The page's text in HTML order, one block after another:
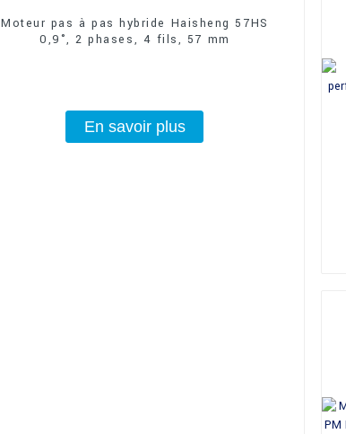
Moteur pas à pas hybride Haisheng 57HS
0,9°, 2 phases, 4 fils, 57 mm
En savoir plus